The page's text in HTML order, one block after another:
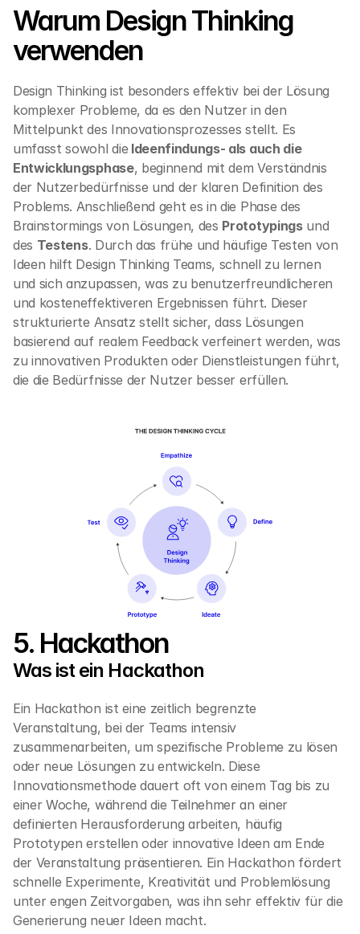
Warum Design Thinking
verwenden
Design Thinking ist besonders effektiv bei der Lösung
komplexer Probleme, da es den Nutzer in den
Mittelpunkt des Innovationsprozesses stellt. Es
umfasst sowohl die Ideenfindungs- als auch die
Entwicklungsphase, beginnend mit dem Verständnis
der Nutzerbedürfnisse und der klaren Definition des
Problems. Anschließend geht es in die Phase des
Brainstormings von Lösungen, des Prototypings und
des Testens. Durch das frühe und häufige Testen von
Ideen hilft Design Thinking Teams, schnell zu lernen
und sich anzupassen, was zu benutzerfreundlicheren
und kosteneffektiveren Ergebnissen führt. Dieser
strukturierte Ansatz stellt sicher, dass Lösungen
basierend auf realem Feedback verfeinert werden, was
zu innovativen Produkten oder Dienstleistungen führt,
die die Bedürfnisse der Nutzer besser erfüllen.
5. Hackathon
Was ist ein Hackathon
Ein Hackathon ist eine zeitlich begrenzte
Veranstaltung, bei der Teams intensiv
zusammenarbeiten, um spezifische Probleme zu lösen
oder neue Lösungen zu entwickeln. Diese
Innovationsmethode dauert oft von einem Tag bis zu
einer Woche, während die Teilnehmer an einer
definierten Herausforderung arbeiten, häufig
Prototypen erstellen oder innovative Ideen am Ende
der Veranstaltung präsentieren. Ein Hackathon fördert
schnelle Experimente, Kreativität und Problemlösung
unter engen Zeitvorgaben, was ihn sehr effektiv für die
Generierung neuer Ideen macht.